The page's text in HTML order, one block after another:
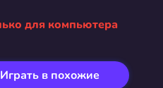
для компьютера
Играть в похожие